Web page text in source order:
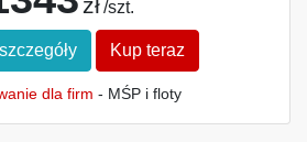
zł/szt.
Kup teraz
dla firm - MŚP i floty